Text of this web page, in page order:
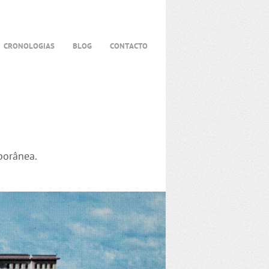
CRONOLOGIAS BLOG CONTACTO